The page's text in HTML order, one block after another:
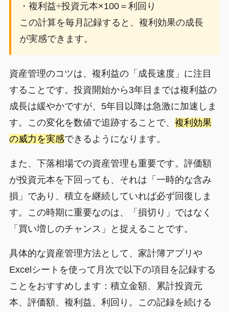
・複利益÷投資元本×100＝利回り
この計算を毎月記録すると、複利効果の成長
が実感できます。
資産管理のコツは、複利益の「成長速度」に注目
することです。投資開始から3年目までは複利益の
成長は緩やかですが、5年目以降は急激に加速しま
す。この変化を数値で追跡することで、 複利効果
の威力を実感できるようになります。
また、下落相場での資産管理も重要です。評価額
が投資元本を下回っても、それは「一時的な含み
損」であり、積立を継続していれば必ず回復しま
す。この時期に重要なのは、「損切り」ではなく
「買い増しのチャンス」と捉えることです。
具体的な資産管理方法として、家計簿アプリや
Excelシートを使って月次で以下の項目を記録する
ことをおすすめします：積立金額、累計投資元
本、評価額、複利益、利回り。この記録を続ける